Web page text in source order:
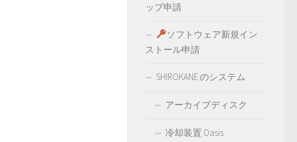
ップ申請
ソフトウェア新規イン
ストール申請
SHIROKANE のシステム
アーカイブディスク
冷却装置 Oasis